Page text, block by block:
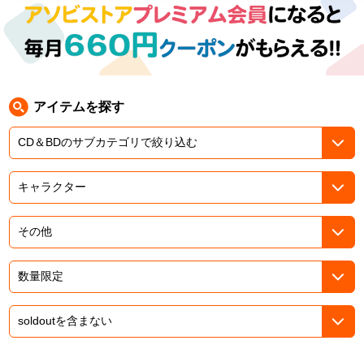
ゲーム 電子書籍
その他先行受付
アイドルマスター ミリオンライブ！
アイドルマスター SideM
プロジェクトアイマス ヴイアライヴ
テイルズ オブ シリーズ
電音部
鉄拳
太鼓の達人
ACE COMBAT
アイテムを探す